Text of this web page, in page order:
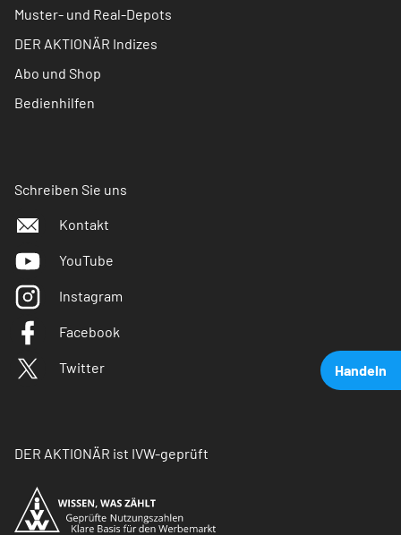
Handeln
Muster- und Real-Depots
DER AKTIONÄR Indizes
Abo und Shop
Bedienhilfen
Schreiben Sie uns
Kontakt
YouTube
Instagram
Facebook
Twitter
DER AKTIONÄR ist IVW-geprüft